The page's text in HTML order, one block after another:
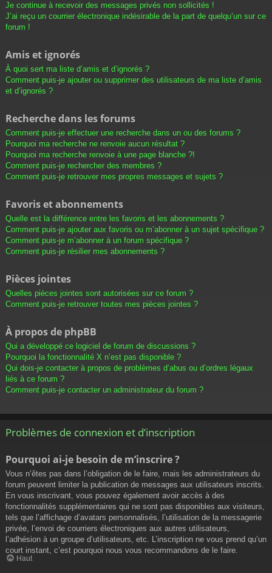
Je continue à recevoir des messages privés non sollicités !
J’ai reçu un courrier électronique indésirable de la part de quelqu’un sur ce
forum !
Amis et ignorés
À quoi sert ma liste d’amis et d’ignorés ?
Comment puis-je ajouter ou supprimer des utilisateurs de ma liste d’amis
et d’ignorés ?
Recherche dans les forums
Comment puis-je effectuer une recherche dans un ou des forums ?
Pourquoi ma recherche ne renvoie aucun résultat ?
Pourquoi ma recherche renvoie à une page blanche ?!
Comment puis-je rechercher des membres ?
Comment puis-je retrouver mes propres messages et sujets ?
Favoris et abonnements
Quelle est la différence entre les favoris et les abonnements ?
Comment puis-je ajouter aux favoris ou m’abonner à un sujet spécifique ?
Comment puis-je m’abonner à un forum spécifique ?
Comment puis-je résilier mes abonnements ?
Pièces jointes
Quelles pièces jointes sont autorisées sur ce forum ?
Comment puis-je retrouver toutes mes pièces jointes ?
À propos de phpBB
Qui a développé ce logiciel de forum de discussions ?
Pourquoi la fonctionnalité X n’est pas disponible ?
Qui dois-je contacter à propos de problèmes d’abus ou d’ordres légaux
liés à ce forum ?
Comment puis-je contacter un administrateur du forum ?
Problèmes de connexion et d’inscription
Pourquoi ai-je besoin de m’inscrire ?
Vous n’êtes pas dans l’obligation de le faire, mais les administrateurs du
forum peuvent limiter la publication de messages aux utilisateurs inscrits.
En vous inscrivant, vous pouvez également avoir accès à des
fonctionnalités supplémentaires qui ne sont pas disponibles aux visiteurs,
tels que l’affichage d’avatars personnalisés, l’utilisation de la messagerie
privée, l’envoi de courriers électroniques aux autres utilisateurs,
l’adhésion à un groupe d’utilisateurs, etc. L’inscription ne vous prend qu’un
court instant, c’est pourquoi nous vous recommandons de le faire.
Haut